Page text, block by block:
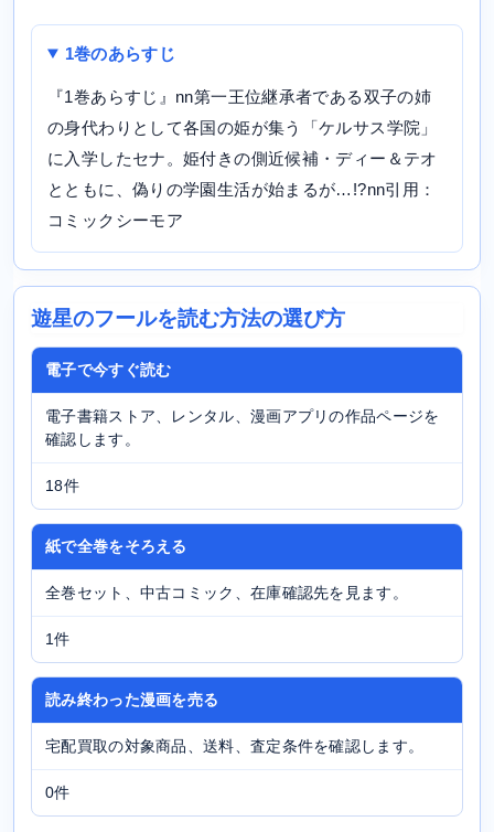
1巻のあらすじ
『1巻あらすじ』nn第一王位継承者である双子の姉
の身代わりとして各国の姫が集う「ケルサス学院」
に入学したセナ。姫付きの側近候補・ディー＆テオ
とともに、偽りの学園生活が始まるが…!?nn引用：
コミックシーモア
遊星のフールを読む方法の選び方
電子で今すぐ読む
電子書籍ストア、レンタル、漫画アプリの作品ページを
確認します。
18件
紙で全巻をそろえる
全巻セット、中古コミック、在庫確認先を見ます。
1件
読み終わった漫画を売る
宅配買取の対象商品、送料、査定条件を確認します。
0件